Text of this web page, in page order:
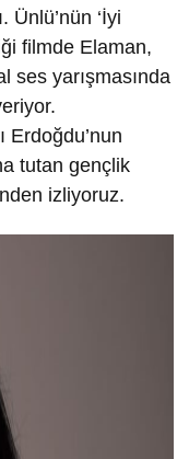
Ünlü’nün ‘İyi
filmde Elaman,
ses yarışmasında
Erdoğdu’nun
tutan gençlik
izliyoruz.